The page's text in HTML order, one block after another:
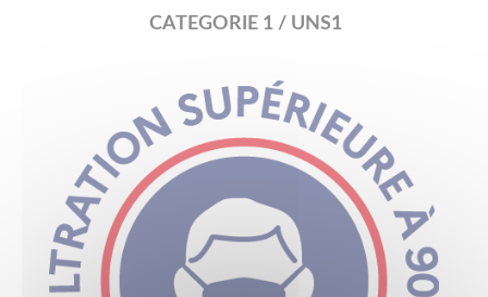
CATEGORIE 1 / UNS1